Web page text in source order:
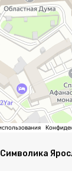
Символика